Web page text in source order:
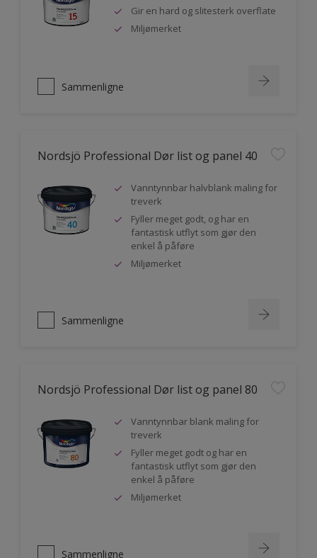
Gir en hard og slitesterk overflate
Miljømerket
Sammenligne
Nordsjö Professional Dør list og panel 40
Vanntynnbar halvblank maling for
treverk
Fyller meget godt, og har en
fantastisk utflyt som gjør den
enkel å påføre
Miljømerket
Sammenligne
Nordsjö Professional Dør list og panel 80
Vanntynnbar blank maling for
treverk
Fyller meget godt og har en
fantastisk utflyt som gjør den
enkel å påføre
Miljømerket
Sammenligne